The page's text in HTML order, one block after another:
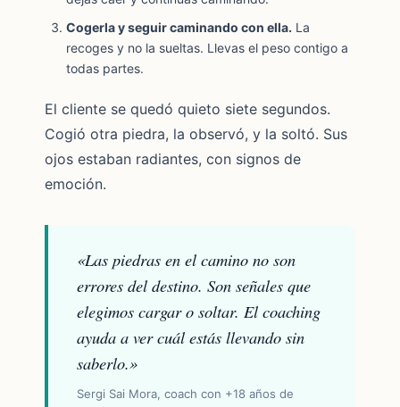
Cogerla y seguir caminando con ella. La
recoges y no la sueltas. Llevas el peso contigo a
todas partes.
El cliente se quedó quieto siete segundos.
Cogió otra piedra, la observó, y la soltó. Sus
ojos estaban radiantes, con signos de
emoción.
«Las piedras en el camino no son
errores del destino. Son señales que
elegimos cargar o soltar. El coaching
ayuda a ver cuál estás llevando sin
saberlo.»
Sergi Sai Mora, coach con +18 años de